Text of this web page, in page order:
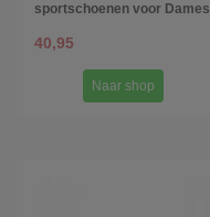
sportschoenen voor Dames
40,95
Naar shop